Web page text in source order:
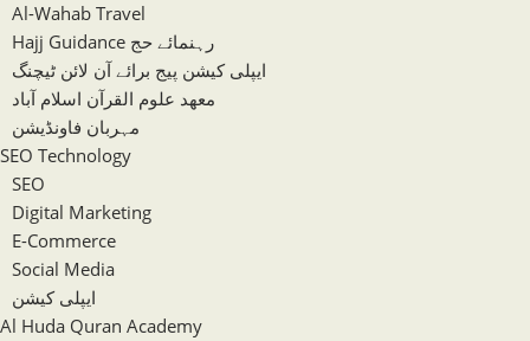
Al-Wahab Travel
Hajj Guidance رہنمائے حج
ایپلی کیشن پیج برائے آن لائن ٹیچنگ
معھد علوم القرآن اسلام آباد
مہربان فاونڈیشن
SEO Technology
SEO
Digital Marketing
E-Commerce
Social Media
ایپلی کیشن
Al Huda Quran Academy